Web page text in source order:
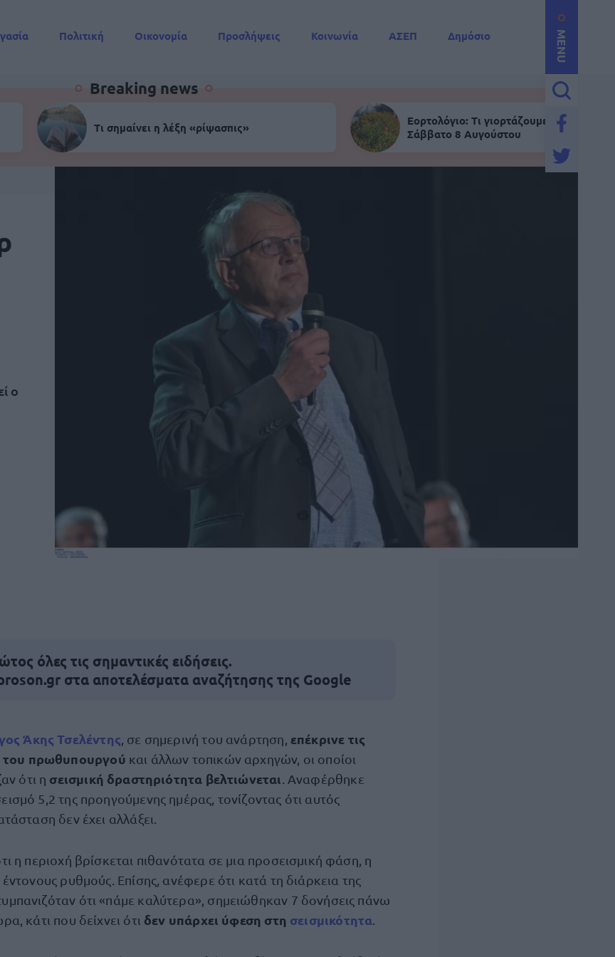
MENU
Πολιτική Οικονομία Προσλήψεις Κοινωνία ΑΣΕΠ
Δημόσιο
Breaking news
Τι σημαίνει η λέξη «ρίψασπις»
Εορτολόγιο: Τι γιορτάζουμε σήμερα,
Σάββατο 8 Αυγούστου
ο
όλες τις σημαντικές ειδήσεις.
στα αποτελέσματα αναζήτησης της Google
Άκης Τσελέντης , σε σημερινή του ανάρτηση, επέκρινε τις
του πρωθυπουργού και άλλων τοπικών αρχηγών, οι οποίοι
ότι η σεισμική δραστηριότητα βελτιώνεται . Αναφέρθηκε
5,2 της προηγούμενης ημέρας, τονίζοντας ότι αυτός
δεν έχει αλλάξει.
η περιοχή βρίσκεται πιθανότατα σε μια προσεισμική φάση, η
έντονους ρυθμούς. Επίσης, ανέφερε ότι κατά τη διάρκεια της
ότι «πάμε καλύτερα», σημειώθηκαν 7 δονήσεις πάνω
κάτι που δείχνει ότι δεν υπάρχει ύφεση στη σεισμικότητα